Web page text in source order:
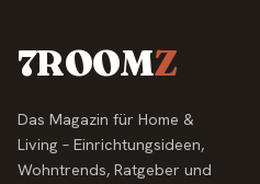
7ROOMZ
Das Magazin für Home &
Living – Einrichtungsideen,
Wohntrends, Ratgeber und